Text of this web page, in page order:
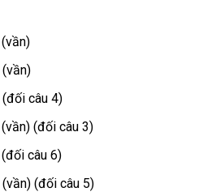
câu 4)
(đối câu 3)
câu 6)
(đối câu 5)